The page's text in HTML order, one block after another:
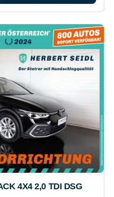
4X4 2,0 TDI DSG